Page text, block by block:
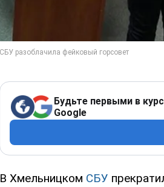
Будьте первыми в
Google
В Хмельницком СБУ